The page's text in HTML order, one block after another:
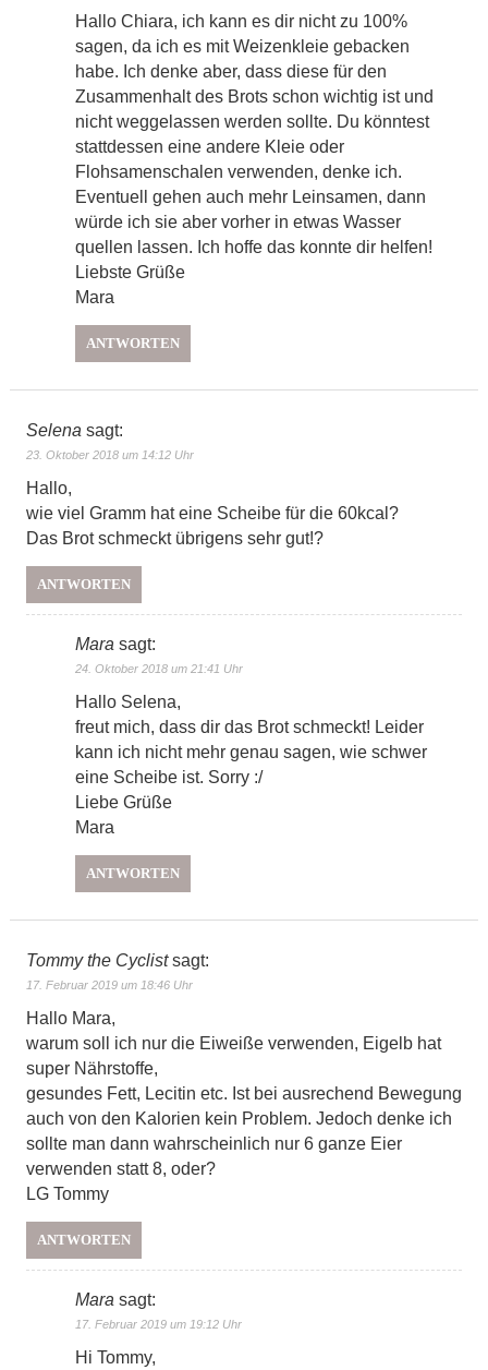
Hallo Chiara, ich kann es dir nicht zu 100%
sagen, da ich es mit Weizenkleie gebacken
habe. Ich denke aber, dass diese für den
Zusammenhalt des Brots schon wichtig ist und
nicht weggelassen werden sollte. Du könntest
stattdessen eine andere Kleie oder
Flohsamenschalen verwenden, denke ich.
Eventuell gehen auch mehr Leinsamen, dann
würde ich sie aber vorher in etwas Wasser
quellen lassen. Ich hoffe das konnte dir helfen!
Liebste Grüße
Mara
ANTWORTEN
Selena sagt:
23. Oktober 2018 um 14:12 Uhr
Hallo,
wie viel Gramm hat eine Scheibe für die 60kcal?
Das Brot schmeckt übrigens sehr gut!?
ANTWORTEN
Mara sagt:
24. Oktober 2018 um 21:41 Uhr
Hallo Selena,
freut mich, dass dir das Brot schmeckt! Leider
kann ich nicht mehr genau sagen, wie schwer
eine Scheibe ist. Sorry :/
Liebe Grüße
Mara
ANTWORTEN
Tommy the Cyclist sagt:
17. Februar 2019 um 18:46 Uhr
Hallo Mara,
warum soll ich nur die Eiweiße verwenden, Eigelb hat
super Nährstoffe,
gesundes Fett, Lecitin etc. Ist bei ausrechend Bewegung
auch von den Kalorien kein Problem. Jedoch denke ich
sollte man dann wahrscheinlich nur 6 ganze Eier
verwenden statt 8, oder?
LG Tommy
ANTWORTEN
Mara sagt:
17. Februar 2019 um 19:12 Uhr
Hi Tommy,